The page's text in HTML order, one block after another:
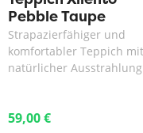
Pebble Taupe
Strapazierfähiger und
komfortabler Teppich mit
natürlicher Ausstrahlung
59,00 €